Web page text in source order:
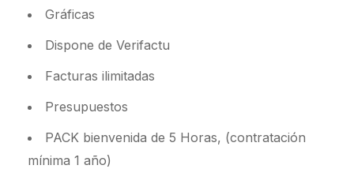
Gráficas
Dispone de Verifactu
Facturas ilimitadas
Presupuestos
PACK bienvenida de 5 Horas, (contratación
mínima 1 año)